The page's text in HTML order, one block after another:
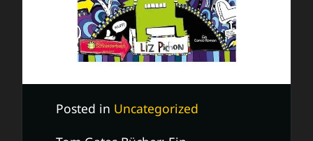
Posted in Uncategorized